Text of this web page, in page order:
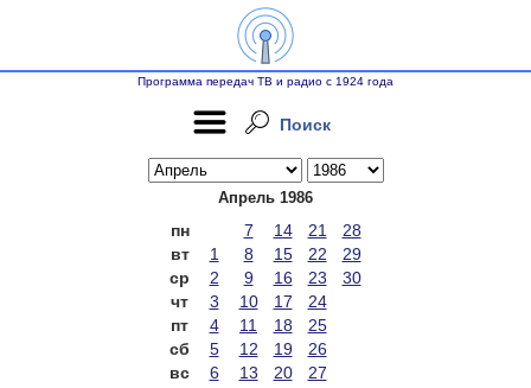
Программа передач ТВ и радио с 1924 года
Поиск
Апрель 1986
пн 7 14 21
28
вт
1 8 15 22
29
ср
2 9 16 23
30
чт
3 10 17
24
пт
4 11 18
25
сб
5 12 19
26
вс
6 13 20 27